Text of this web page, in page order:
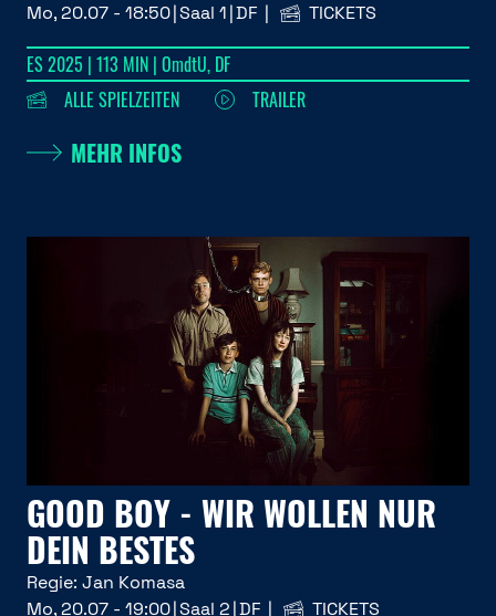
Mo, 20.07 - 18:50 Saal 1 DF TICKETS
ES 2025 | 113 MIN | OmdtU, DF
ALLE SPIELZEITEN
TRAILER
MEHR INFOS
GOOD BOY - WIR WOLLEN NUR
DEIN BESTES
Regie: Jan Komasa
Mo, 20.07 - 19:00 Saal 2 DF TICKETS